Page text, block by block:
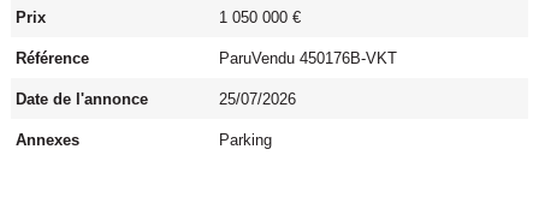
Prix 1 050 000 €
Référence ParuVendu 450176B-VKT
Date de l'annonce 25/07/2026
Annexes Parking